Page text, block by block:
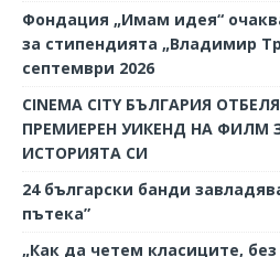
Фондация „Имам идея“
за стипендията „Владимир
септември 2026
CINEMA CITY БЪЛГАРИЯ
ПРЕМИЕРЕН УИКЕНД НА ФИЛМ
ИСТОРИЯТА СИ
24 български банди
пътека”
„Как да четем класиците,